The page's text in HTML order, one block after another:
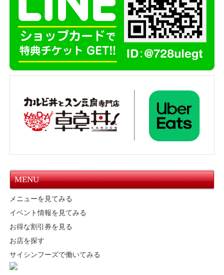
MENU
メニューを見てみる
イベント情報を見てみる
お得な割引券を見る
お店を探す
サイシンフーズで働いてみる